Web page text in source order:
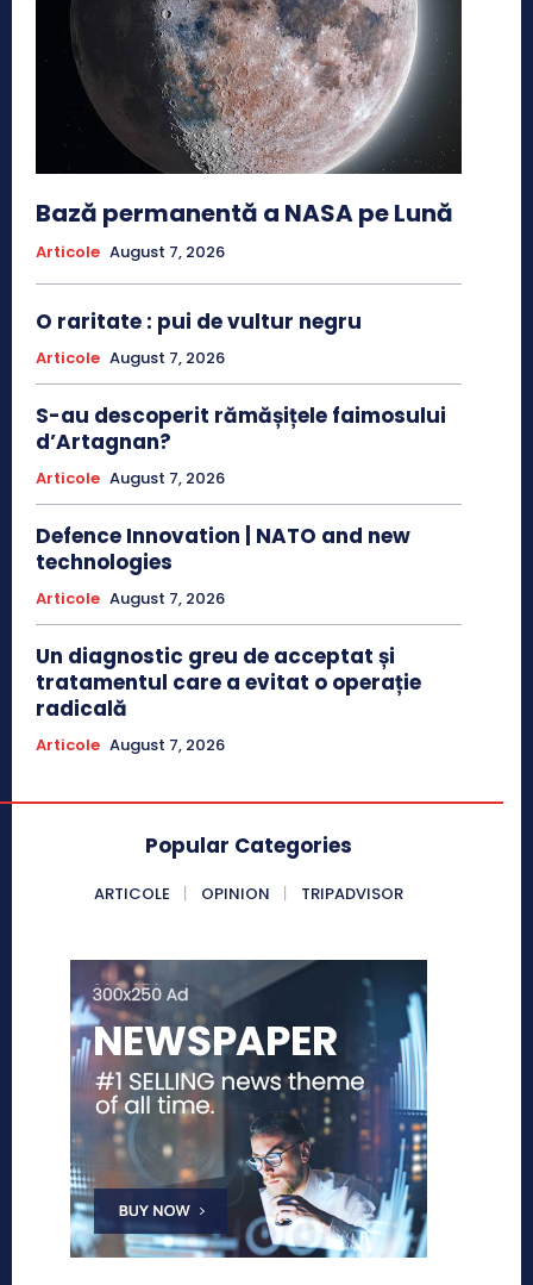
Bază permanentă a NASA pe Lună
Articole August 7, 2026
O raritate : pui de vultur negru
Articole August 7, 2026
S-au descoperit rămășițele faimosului
d’Artagnan?
Articole August 7, 2026
Defence Innovation | NATO and new
technologies
Articole August 7, 2026
Un diagnostic greu de acceptat și
tratamentul care a evitat o operație
radicală
Articole August 7, 2026
Popular Categories
ARTICOLE OPINION TRIPADVISOR